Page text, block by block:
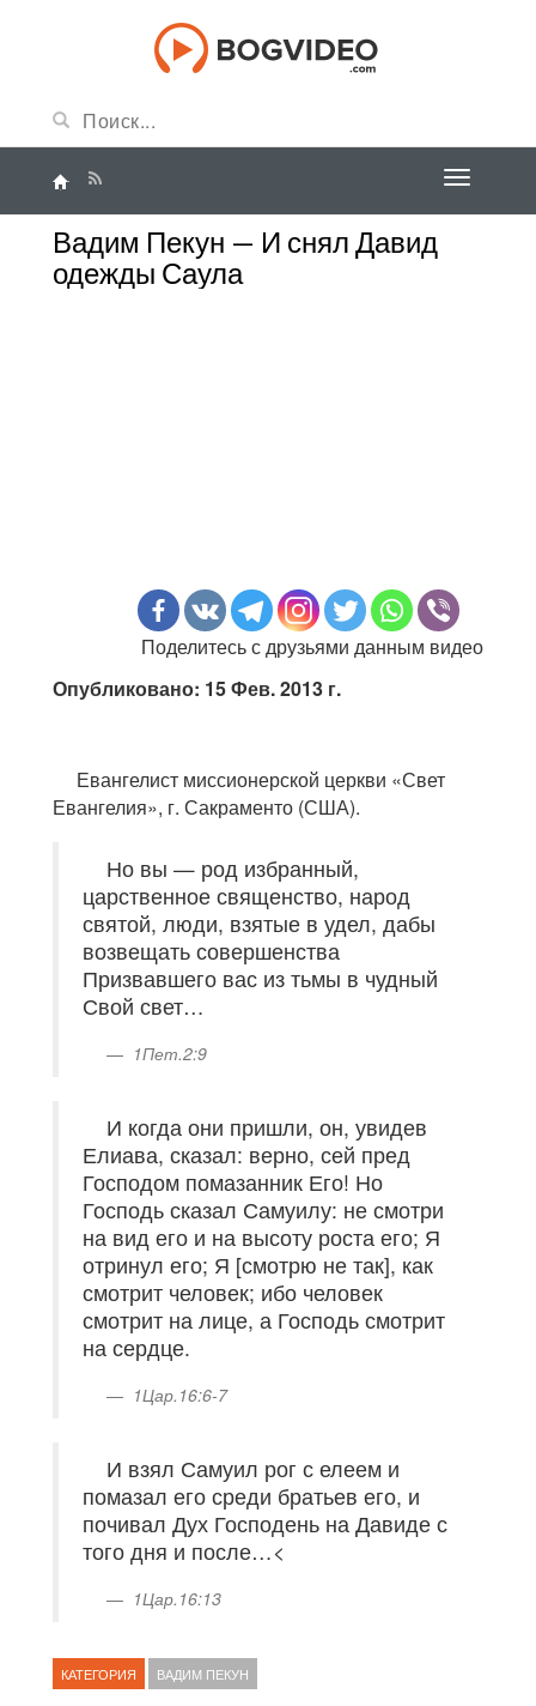
Вадим Пекун — И снял Давид
одежды Саула
Поделитесь с друзьями данным видео
Опубликовано: 15 Фев. 2013 г.
Евангелист миссионерской церкви «Свет
Евангелия», г. Сакраменто (США).
Но вы — род избранный,
царственное священство, народ
святой, люди, взятые в удел, дабы
возвещать совершенства
Призвавшего вас из тьмы в чудный
Свой свет…
1Пет.2:9
И когда они пришли, он, увидев
Елиава, сказал: верно, сей пред
Господом помазанник Его! Но
Господь сказал Самуилу: не смотри
на вид его и на высоту роста его; Я
отринул его; Я [смотрю не так], как
смотрит человек; ибо человек
смотрит на лице, а Господь смотрит
на сердце.
1Цар.16:6-7
И взял Самуил рог с елеем и
помазал его среди братьев его, и
почивал Дух Господень на Давиде с
того дня и после…<
1Цар.16:13
КАТЕГОРИЯ ВАДИМ ПЕКУН